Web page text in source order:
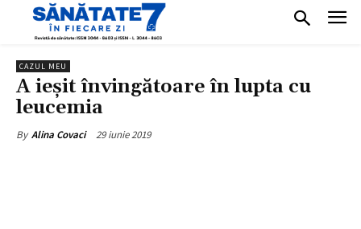
CAZUL MEU
A ieșit învingătoare în lupta cu
leucemia
By Alina Covaci 29 iunie 2019